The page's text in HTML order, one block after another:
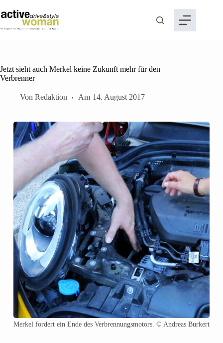
Inhalt
springen
Jetzt sieht auch Merkel keine Zukunft mehr für den
Verbrenner
Von Redaktion Am 14. August 2017
Merkel fordert ein Ende des Verbrennungsmotors. © Andreas Burkert